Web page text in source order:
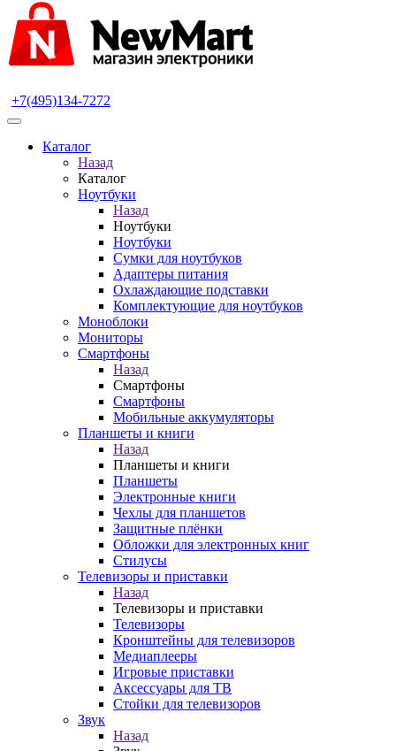
+7(495)134-7272
Каталог
Назад
Каталог
Ноутбуки
Назад
Ноутбуки
Ноутбуки
Сумки для ноутбуков
Адаптеры питания
Охлаждающие подставки
Комплектующие для ноутбуков
Моноблоки
Мониторы
Смартфоны
Назад
Смартфоны
Смартфоны
Мобильные аккумуляторы
Планшеты и книги
Назад
Планшеты и книги
Планшеты
Электронные книги
Чехлы для планшетов
Защитные плёнки
Обложки для электронных книг
Стилусы
Телевизоры и приставки
Назад
Телевизоры и приставки
Телевизоры
Кронштейны для телевизоров
Медиаплееры
Игровые приставки
Аксессуары для ТВ
Стойки для телевизоров
Звук
Назад